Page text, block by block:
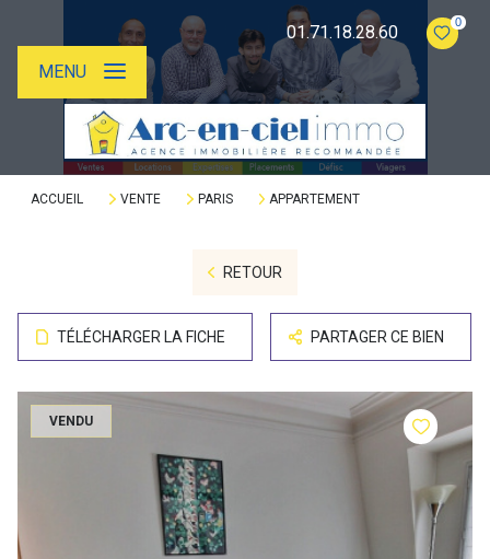
01.71.18.28.60
0
MENU
ACCUEIL VENTE PARIS APPARTEMENT
RETOUR
TÉLÉCHARGER LA FICHE PARTAGER CE BIEN
VENDU